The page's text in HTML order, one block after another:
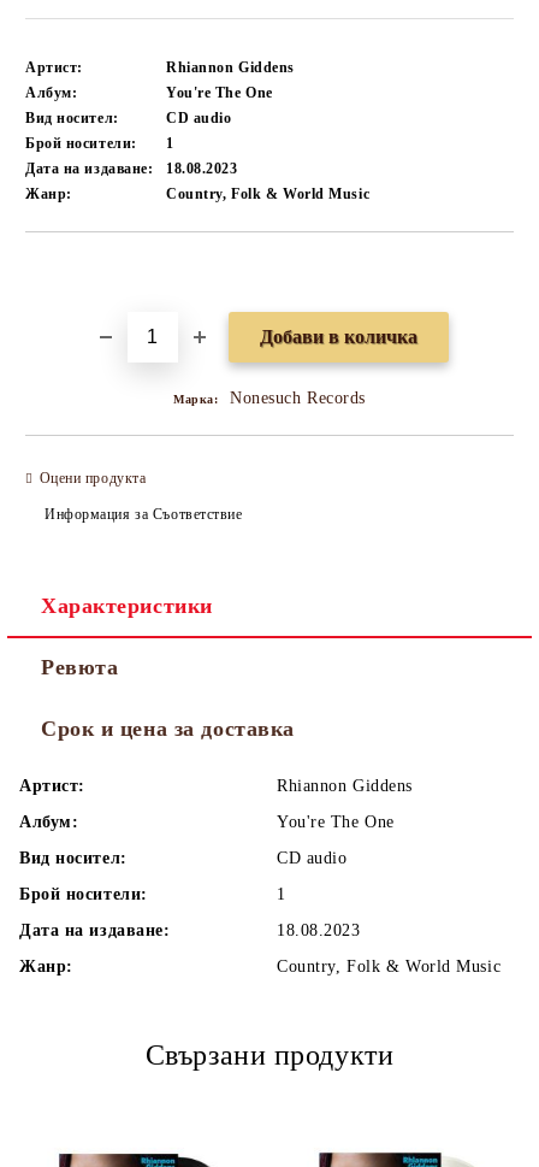
Артист:
Rhiannon Giddens
Албум:
You're The One
Вид носител:
CD audio
Брой носители:
1
Дата на издаване:
18.08.2023
Жанр:
Country, Folk & World Music
Марка: Nonesuch Records
Оцени продукта
Информация за Съответствие
Характеристики
Ревюта
Срок и цена за доставка
Артист:
Rhiannon Giddens
Албум:
You're The One
Вид носител:
CD audio
Брой носители:
1
Дата на издаване:
18.08.2023
Жанр:
Country, Folk & World Music
Свързани продукти